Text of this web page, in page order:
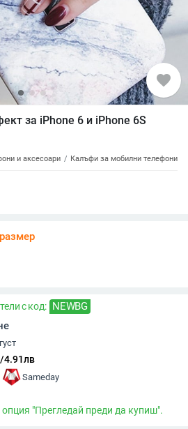
favorite
за iPhone 6 и iPhone 6S
и аксесоари Калъфи за мобилни телефони
с код: NEWBG
/4.91лв
Sameday
"Прегледай преди да купиш".